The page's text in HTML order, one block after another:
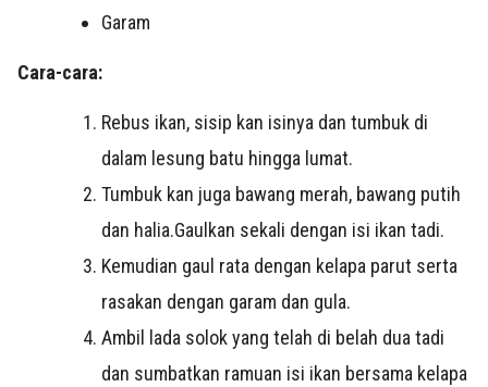
Garam
Cara-cara:
Rebus ikan, sisip kan isinya dan tumbuk di
dalam lesung batu hingga lumat.
Tumbuk kan juga bawang merah, bawang putih
dan halia.Gaulkan sekali dengan isi ikan tadi.
Kemudian gaul rata dengan kelapa parut serta
rasakan dengan garam dan gula.
Ambil lada solok yang telah di belah dua tadi
dan sumbatkan ramuan isi ikan bersama kelapa